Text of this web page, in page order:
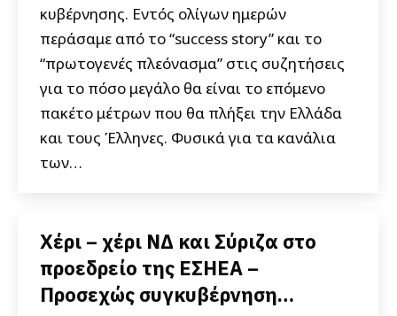
κυβέρνησης. Εντός ολίγων ημερών
περάσαμε από το “success story” και το
“πρωτογενές πλεόνασμα” στις συζητήσεις
για το πόσο μεγάλο θα είναι το επόμενο
πακέτο μέτρων που θα πλήξει την Ελλάδα
και τους Έλληνες. Φυσικά για τα κανάλια
των…
Χέρι – χέρι ΝΔ και Σύριζα στο
προεδρείο της ΕΣΗΕΑ –
Προσεχώς συγκυβέρνηση…